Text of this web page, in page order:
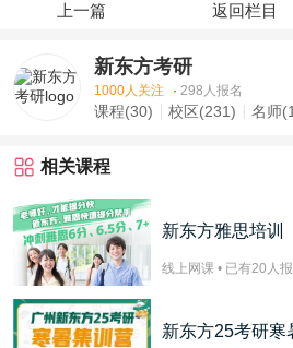
上一篇 返回栏目
新东方考研
1000人关注 · 298人报名
课程(30) 校区(231) 名师
相关课程
新东方雅思培训
线上网课 • 已有20 人
新东方25考研寒